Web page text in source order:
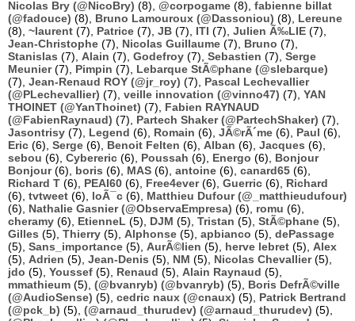
Nicolas Bry (@NicoBry) (8), @corpogame (8), fabienne billat
(@fadouce) (8), Bruno Lamouroux (@Dassoniou) (8), Lereune
(8), ~laurent (7), Patrice (7), JB (7), ITI (7), Julien Ã‰LIE (7),
Jean-Christophe (7), Nicolas Guillaume (7), Bruno (7),
Stanislas (7), Alain (7), Godefroy (7), Sebastien (7), Serge
Meunier(7), Pimpin (7), Lebarque StÃ©phane (@slebarque)
(7), Jean-Renaud ROY (@jr_roy) (7), Pascal Lechevallier
(@PLechevallier) (7), veille innovation (@vinno47) (7), YAN
THOINET (@YanThoinet) (7), Fabien RAYNAUD
(@FabienRaynaud) (7), Partech Shaker (@PartechShaker) (7),
Jasontrisy (7), Legend (6), Romain (6), JÃ©rÃ´me (6), Paul (6),
Eric (6), Serge (6), Benoit Felten (6), Alban (6), Jacques (6),
sebou (6), Cybereric (6), Poussah (6), Energo (6), Bonjour
Bonjour(6), boris (6), MAS (6), antoine (6), canard65 (6),
Richard T (6), PEAI60 (6), Free4ever(6), Guerric (6), Richard
(6), tvtweet (6), loÃ¯c (6), Matthieu Dufour (@_matthieudufour)
(6), Nathalie Gasnier (@ObservaEmpresa) (6), romu (6),
cheramy (6), EtienneL (5), DJM (5), Tristan (5), StÃ©phane (5),
Gilles (5), Thierry (5), Alphonse (5), apbianco (5), dePassage
(5), Sans_importance (5), AurÃ©lien (5), herve lebret (5), Alex
(5), Adrien (5), Jean-Denis (5), NM (5), Nicolas Chevallier(5),
jdo (5), Youssef (5), Renaud (5), Alain Raynaud (5),
mmathieum (5), (@bvanryb) (@bvanryb) (5), Boris DefrÃ©ville
(@AudioSense) (5), cedric naux (@cnaux) (5), Patrick Bertrand
(@pck_b) (5), (@arnaud_thurudev) (@arnaud_thurudev) (5),